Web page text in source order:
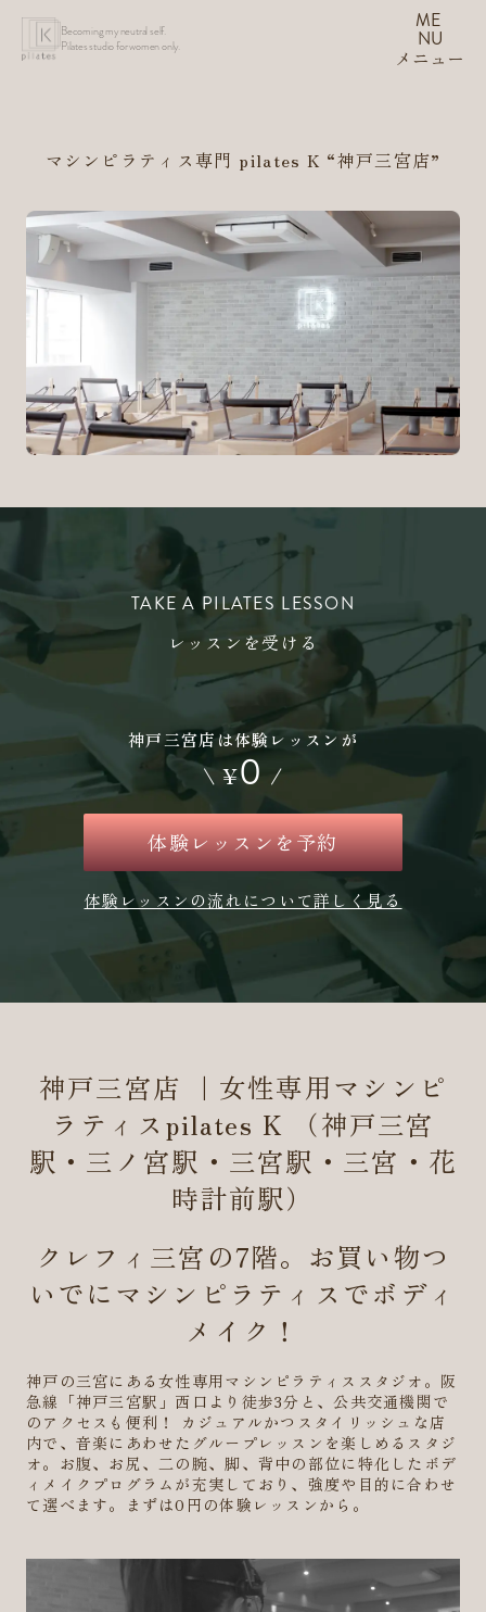
Becoming my neutral self.
Pilates studio for women only.
ME
NU
メニュー
マシンピラティス専門 pilates K “神戸三宮店”
TAKE A PILATES LESSON
レッスンを受ける
神戸三宮店は体験レッスンが
\¥0 /
体験レッスンを予約
体験レッスンの流れについて詳しく見る
神戸三宮店 ｜女性専用マシンピ
ラティスpilates K （神戸三宮
駅・三ノ宮駅・三宮駅・三宮・花
時計前駅）
クレフィ三宮の7階。お買い物つ
いでにマシンピラティスでボディ
メイク！
神戸の三宮にある女性専用マシンピラティススタジオ。阪
急線「神戸三宮駅」西口より徒歩3分と、公共交通機関で
のアクセスも便利！ カジュアルかつスタイリッシュな店
内で、音楽にあわせたグループレッスンを楽しめるスタジ
オ。お腹、お尻、二の腕、脚、背中の部位に特化したボデ
ィメイクプログラムが充実しており、強度や目的に合わせ
て選べます。まずは0円の体験レッスンから。